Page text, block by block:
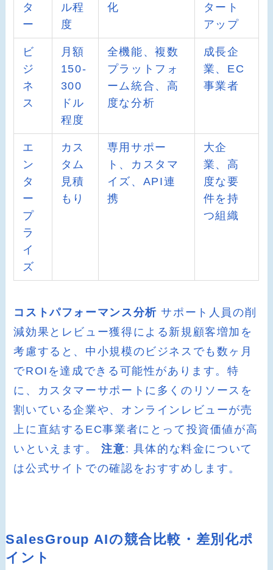
タ
ー
ル程
度
化
タート
アップ
ビ
ジ
ネ
ス
月額
150-
300
ドル
程度
全機能、複数
プラットフォ
ーム統合、高
度な分析
成長企
業、EC
事業者
エ
ン
タ
ー
プ
ラ
イ
ズ
カス
タム
見積
もり
専用サポー
ト、カスタマ
イズ、API連
携
大企
業、高
度な要
件を持
つ組織
コストパフォーマンス分析 サポート人員の削
減効果とレビュー獲得による新規顧客増加を
考慮すると、中小規模のビジネスでも数ヶ月
でROIを達成できる可能性があります。特
に、カスタマーサポートに多くのリソースを
割いている企業や、オンラインレビューが売
上に直結するEC事業者にとって投資価値が高
いといえます。注意: 具体的な料金について
は公式サイトでの確認をおすすめします。
SalesGroup AIの競合比較・差別化ポ
イント